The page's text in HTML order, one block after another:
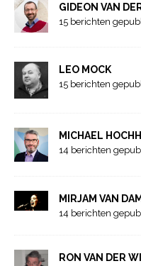
GIDEON VAN
15 berichten
LEO MOCK
15 berichten
MICHAEL
14 berichten
MIRJAM VAN DAM
14 berichten
RON VAN DER